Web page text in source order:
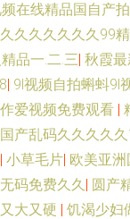
在线精品国自产拍
久久久久久久久99
品一.二.三| 秋霞
| 9l视频自拍蝌蚪9l
爱视频免费观看 |
产乱码久久久久
| 小草毛片| 欧美亚
码免费久久| 圆产
大又硬 | 饥渴少妇